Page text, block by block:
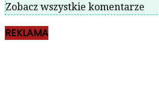
Zobacz wszystkie komentarze
REKLAMA